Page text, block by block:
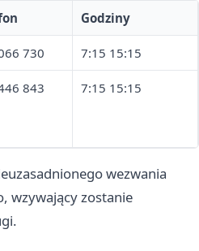
Godziny
730 7:15 15:15
843 7:15 15:15
wezwania
wzywający zostanie